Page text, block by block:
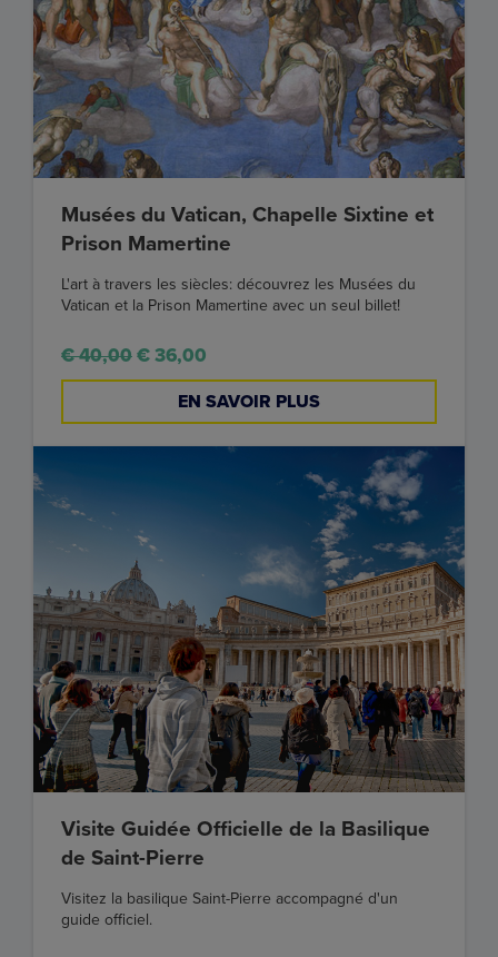
Musées du Vatican, Chapelle Sixtine et
Prison Mamertine
L'art à travers les siècles: découvrez les Musées du
Vatican et la Prison Mamertine avec un seul billet!
€ 40,00€ 36,00
EN SAVOIR PLUS
Visite Guidée Officielle de la Basilique
de Saint-Pierre
Visitez la basilique Saint-Pierre accompagné d'un
guide officiel.